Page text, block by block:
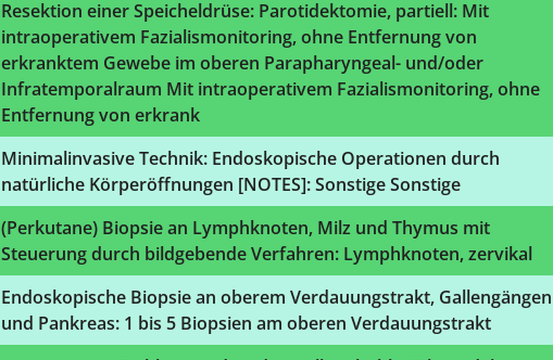
Resektion einer Speicheldrüse: Parotidektomie, partiell: Mit
intraoperativem Fazialismonitoring, ohne Entfernung von
erkranktem Gewebe im oberen Parapharyngeal- und/oder
Infratemporalraum Mit intraoperativem Fazialismonitoring, ohne
Entfernung von erkrank
Minimalinvasive Technik: Endoskopische Operationen durch
natürliche Körperöffnungen [NOTES]: Sonstige Sonstige
(Perkutane) Biopsie an Lymphknoten, Milz und Thymus mit
Steuerung durch bildgebende Verfahren: Lymphknoten, zervikal
Endoskopische Biopsie an oberem Verdauungstrakt, Gallengängen
und Pankreas: 1 bis 5 Biopsien am oberen Verdauungstrakt